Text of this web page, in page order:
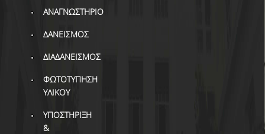
ΑΝΑΓΝΩΣΤΗΡΙΟ
ΔΑΝΕΙΣΜΟΣ
ΔΙΑΔΑΝΕΙΣΜΟΣ
ΦΩΤΟΤΥΠΗΣΗ
ΥΛΙΚΟΥ
ΥΠΟΣΤΗΡΙΞΗ
&